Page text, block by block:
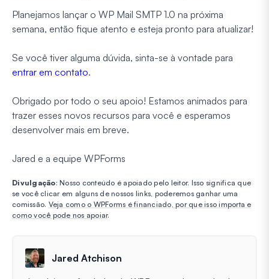
Planejamos lançar o WP Mail SMTP 1.0 na próxima
semana, então fique atento e esteja pronto para atualizar!
Se você tiver alguma dúvida, sinta-se à vontade para
entrar em contato.
Obrigado por todo o seu apoio! Estamos animados para
trazer esses novos recursos para você e esperamos
desenvolver mais em breve.
Jared e a equipe WPForms
Divulgação: Nosso conteúdo é apoiado pelo leitor. Isso significa que
se você clicar em alguns de nossos links, poderemos ganhar uma
comissão. Veja como o WPForms é financiado, por que isso importa e
como você pode nos apoiar.
Jared Atchison